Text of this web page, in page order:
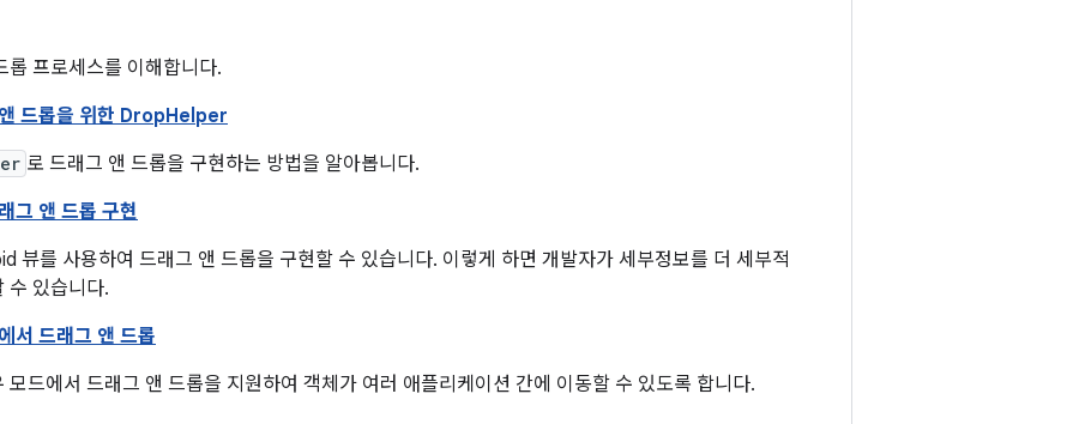
롭 프로세스를 이해합니다.
드롭을 위한 DropHelper
로 드래그 앤 드롭을 구현하는 방법을 알아봅니다.
그 앤 드롭 구현
뷰를 사용하여 드래그 앤 드롭을 구현할 수 있습니다. 이렇게 하면 개발자가 세부정보를 더 세부적
수 있습니다.
서 드래그 앤 드롭
모드에서 드래그 앤 드롭을 지원하여 객체가 여러 애플리케이션 간에 이동할 수 있도록 합니다.